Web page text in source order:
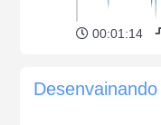
00:01:14